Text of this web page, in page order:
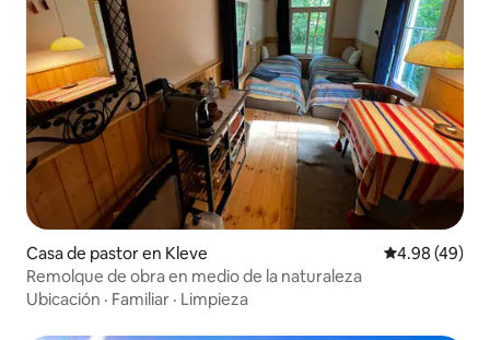
Casa de pastor en Kleve Calificación
4.98 (49)
Remolque de obra en medio de la naturaleza
Ubicación · Familiar · Limpieza